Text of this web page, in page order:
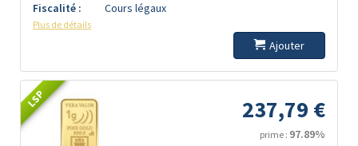
Fiscalité :
Cours légaux
Plus de détails
Ajouter
LSP 237,79 €
prime : 97.89%